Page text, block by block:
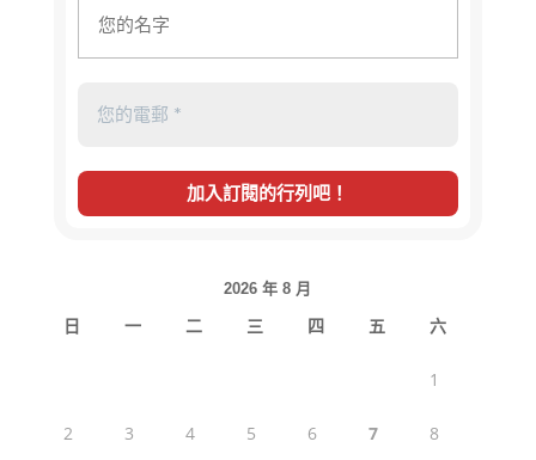
2026 年 8 月
日 一 二 三 四 五 六
1
2 3 4 5 6 7 8